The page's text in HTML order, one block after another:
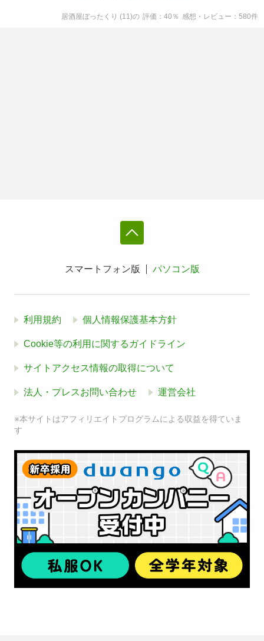
居酒屋ぼったくり (11)の 評価 40 ％ 感想・レビュー 580件
スマートフォン版 パソコン版
利用規約 個人情報保護基本方針
Cookie等の利用に関するガイドライン
サイトアクセス情報の取得について
法人・プレスお問い合わせ 運営会社
※本サイトはアフィリエイトプログラムによる収益を得ていま
す